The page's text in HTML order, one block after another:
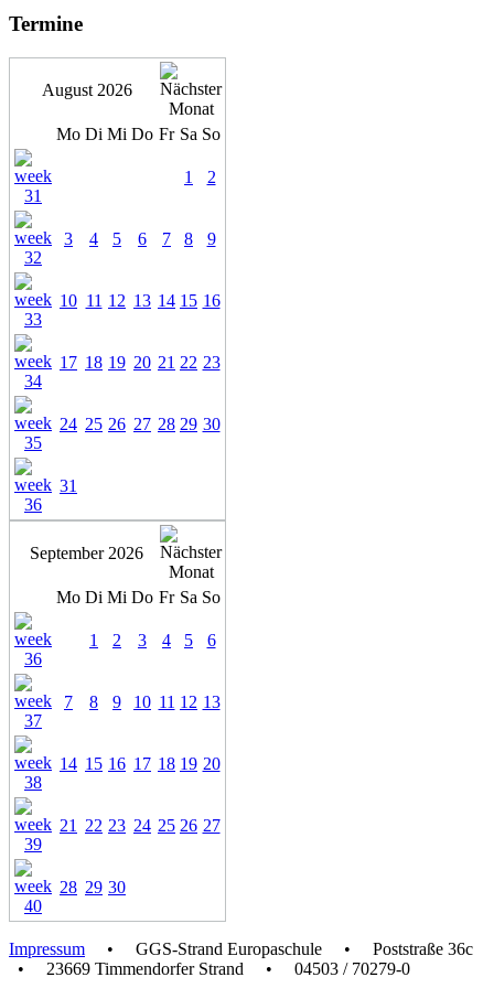
Termine
August 2026
Mo Di Mi Do Fr Sa So
1 2
3 4 5 6 7 8 9
10 11 12 13 14 15 16
17 18 19 20 21 22 23
24 25 26 27 28 29 30
31
September 2026
Mo Di Mi Do Fr Sa So
1 2 3 4 5 6
7 8 9 10 11 12 13
14 15 16 17 18 19 20
21 22 23 24 25 26 27
28 29 30
Impressum • GGS-Strand Europaschule • Poststraße 36c
• 23669 Timmendorfer Strand • 04503 / 70279-0